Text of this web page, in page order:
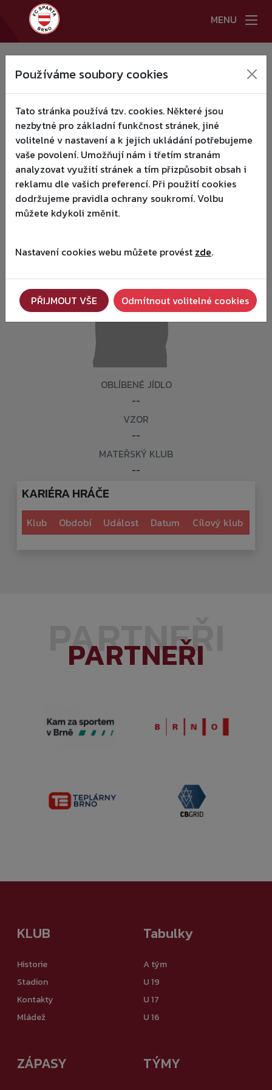
MENU
NOVINKY
▾
▾
KLUB
▾
MLÁDEŽ
▾
KEMPY RAZB 2026
JIŘÍ
HÁJEK
NEUTRÁL
OBLÍBENÉ JÍDLO
--
VZOR
--
MATEŘSKÝ KLUB
--
KARIÉRA HRÁČE
Klub Období Událost Datum Cílový klub
PARTNEŘI
PARTNEŘI
KLUB
Historie
Stadion
Kontakty
Mládež
Tabulky
A tým
U 19
U 17
U 16
ZÁPASY TÝMY
Používáme soubory cookies
Tato stránka používá tzv. cookies. Některé jsou
nezbytné pro základní funkčnost stránek, jiné
volitelné v nastavení a k jejich ukládání potřebujeme
vaše povolení. Umožňují nám i třetím stranám
analyzovat využití stránek a tím přizpůsobit obsah i
reklamu dle vašich preferencí. Při použití cookies
dodržujeme pravidla ochrany soukromí. Volbu
můžete kdykoli změnit.
Nastavení cookies webu můžete provést zde.
PŘIJMOUT VŠE Odmítnout volitelné cookies